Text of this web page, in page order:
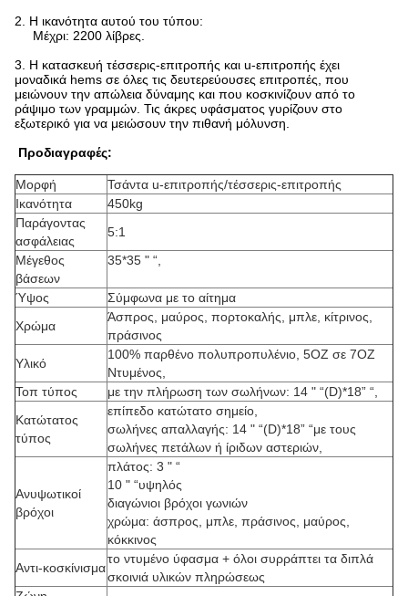
2. Η ικανότητα αυτού του τύπου:
Μέχρι: 2200 λίβρες.
3. Η κατασκευή τέσσερις-επιτροπής και u-επιτροπής έχει
μοναδικά hems σε όλες τις δευτερεύουσες επιτροπές, που
μειώνουν την απώλεια δύναμης και που κοσκινίζουν από το
ράψιμο των γραμμών. Τις άκρες υφάσματος γυρίζουν στο
εξωτερικό για να μειώσουν την πιθανή μόλυνση.
Προδιαγραφές:
Μορφή
Τσάντα u-επιτροπής/τέσσερις-επιτροπής
Ικανότητα
450kg
Παράγοντας
ασφάλειας
5:1
Μέγεθος
βάσεων
35*35 " “,
Ύψος
Σύμφωνα με το αίτημα
Χρώμα
Άσπρος, μαύρος, πορτοκαλής, μπλε, κίτρινος,
πράσινος
Υλικό
100% παρθένο πολυπροπυλένιο, 5OZ σε 7OZ
Ντυμένος,
Τοπ τύπος
με την πλήρωση των σωλήνων: 14 " “(D)*18” “,
Κατώτατος
τύπος
επίπεδο κατώτατο σημείο,
σωλήνες απαλλαγής: 14 " “(D)*18” “με τους
σωλήνες πετάλων ή ίριδων αστεριών,
Ανυψωτικοί
βρόχοι
πλάτος: 3 " “
10 " “υψηλός
διαγώνιοι βρόχοι γωνιών
χρώμα: άσπρος, μπλε, πράσινος, μαύρος,
κόκκινος
Αντι-κοσκίνισμα
το ντυμένο ύφασμα + όλοι συρράπτει τα διπλά
σκοινιά υλικών πληρώσεως